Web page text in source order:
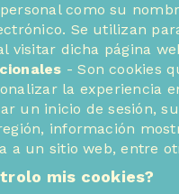
como su
Se utilizan
visitar dicha página
- Son cookies
la experiencia
un inicio de sesión,
información
a un sitio web, entre
mis cookies?